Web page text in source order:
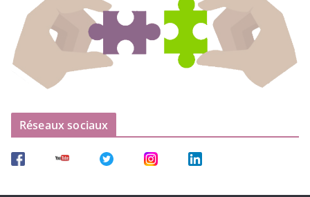
Réseaux sociaux